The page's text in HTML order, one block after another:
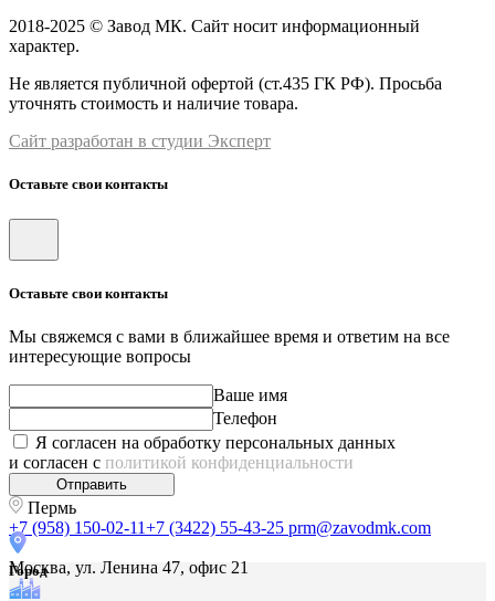
Москва, ул. Ленина 47, офис 21
2018-2025 © Завод МК. Сайт носит информационный
характер.
Не является публичной офертой (ст.435 ГК РФ). Просьба
уточнять стоимость и наличие товара.
Сайт разработан в студии Эксперт
Оставьте свои контакты
Оставьте свои контакты
Мы свяжемся с вами в ближайшее время и ответим на все
интересующие вопросы
Ваше имя
Телефон
Я согласен на обработку персональных данных
и согласен с политикой конфиденциальности
Отправить
Пермь
+7 (958) 150-02-11+7 (3422) 55-43-25 prm@zavodmk.com
Город